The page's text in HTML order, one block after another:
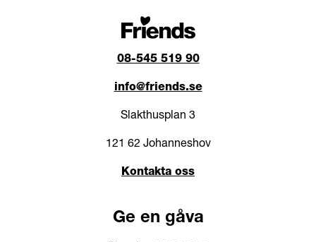
08-545 519 90
info@friends.se
Slakthusplan 3
121 62 Johanneshov
Kontakta oss
Ge en gåva